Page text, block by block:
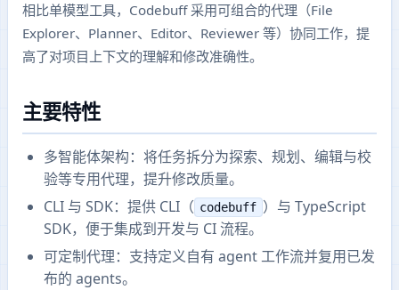
相比单模型工具，Codebuff 采用可组合的代理（File
Explorer、Planner、Editor、Reviewer 等）协同工作，提
高了对项目上下文的理解和修改准确性。
主要特性
多智能体架构：将任务拆分为探索、规划、编辑与校
验等专用代理，提升修改质量。
CLI 与 SDK：提供 CLI（ codebuff ）与 TypeScript
SDK，便于集成到开发与 CI 流程。
可定制代理：支持定义自有 agent 工作流并复用已发
布的 agents。